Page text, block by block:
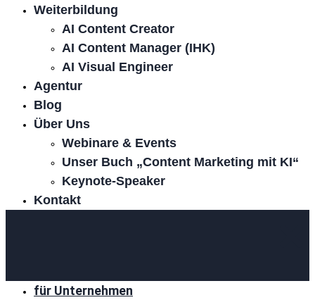
Weiterbildung
AI Content Creator
AI Content Manager (IHK)
AI Visual Engineer
Agentur
Blog
Über Uns
Webinare & Events
Unser Buch „Content Marketing mit KI“
Keynote-Speaker
Kontakt
für Unternehmen